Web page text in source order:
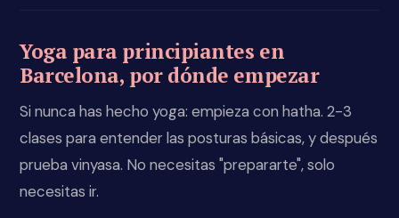
Yoga para principiantes en
Barcelona, por dónde empezar
Si nunca has hecho yoga: empieza con hatha. 2-3
clases para entender las posturas básicas, y después
prueba vinyasa. No necesitas "prepararte", solo
necesitas ir.